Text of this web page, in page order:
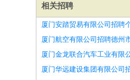
相关招聘
厦门安踏贸易有限公司招聘
厦门航空有限公司招聘德州
厦门金龙联合汽车工业有限
厦门华远建设集团有限公司